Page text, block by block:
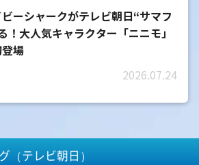
ーシャークがテレビ朝日“サマフ
！大人気キャラクター「ニニモ」
場
2026.07.24
（テレビ朝日）